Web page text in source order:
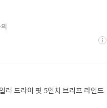
상
드라이 핏 5인치 브리프 라인드